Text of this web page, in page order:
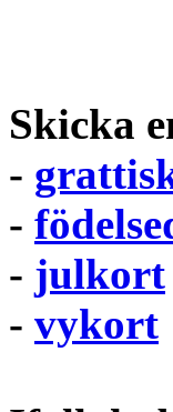
Skicka
-
-
- julkort
- vykort